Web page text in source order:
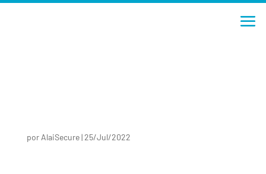
por AlaiSecure|25/Jul/2022